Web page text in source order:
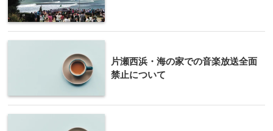
片瀬西浜・海の家での音楽放送全面
禁止について